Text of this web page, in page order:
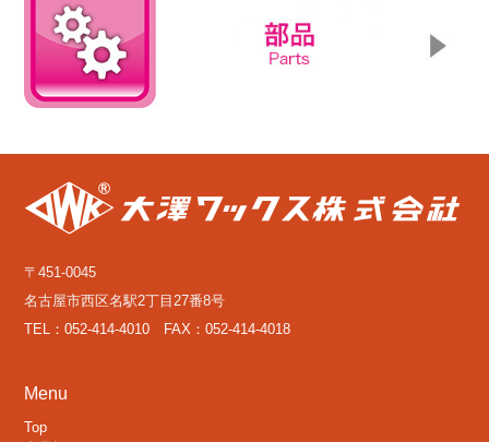
〒451-0045
名古屋市西区名駅2丁目27番8号
TEL：052-414-4010 FAX：052-414-4018
Menu
Top